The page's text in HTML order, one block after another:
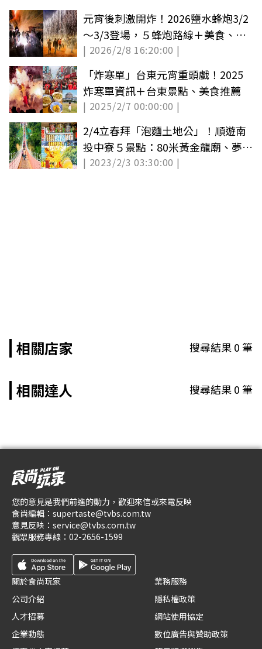
元宵後刺激開炸！2026鹽水蜂炮3/2
～3/3登場，５蜂炮路線＋美食、景
點攻略
| 2026/2/8 16:20:00 |
「炸寒單」台東元宵重頭戲！2025
炸寒單資訊＋台東景點、美食推薦
| 2025/2/7 00:00:00 |
2/4立春拜「泡麵土地公」！順遊南
投中寮５景點：80米黃金龍廟、夢幻
微笑天梯
| 2023/2/3 03:30:00 |
相關店家 搜尋結果0筆
相關達人 搜尋結果0筆
您的意見是我們前進的動力，歡迎來信或來電反映
食尚編輯： supertaste@tvbs.com.tw
意見反映： service@tvbs.com.tw
觀眾服務專線： 02-2656-1599
關於食尚玩家
公司介紹
人才招募
企業動態
業務服務
隱私權政策
網站使用協定
數位廣告與贊助政策